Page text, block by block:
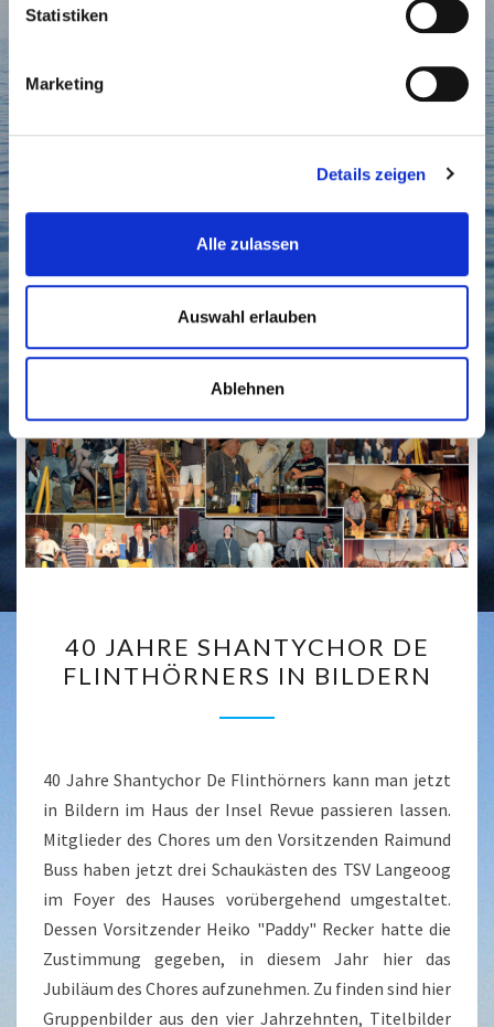
Statistiken
Marketing
Details zeigen
Alle zulassen
Auswahl erlauben
Ablehnen
sei, gelang das dennoch spielend. Maßgeblich
beteiligt war daran neben dem Chor auch das
euphorische Publikum, dass immer wieder stehend
applaudierte und die Gäste von Wangerooge, die
JAHRE
SHANTYCHOR
DE
IN
BILDERN
40 JAHRE SHANTYCHOR DE
FLINTHÖRNERS IN BILDERN
40 Jahre Shantychor De Flinthörners kann man jetzt
in Bildern im Haus der Insel Revue passieren lassen.
Mitglieder des Chores um den Vorsitzenden Raimund
Buss haben jetzt drei Schaukästen des TSV Langeoog
im Foyer des Hauses vorübergehend umgestaltet.
Dessen Vorsitzender Heiko "Paddy" Recker hatte die
Zustimmung gegeben, in diesem Jahr hier das
Jubiläum des Chores aufzunehmen. Zu finden sind hier
Gruppenbilder aus den vier Jahrzehnten, Titelbilder